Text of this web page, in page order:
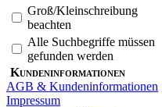
Groß/Kleinschreibung
beachten
Alle Suchbegriffe müssen
gefunden werden
Kundeninformationen
AGB & Kundeninformationen
Impressum